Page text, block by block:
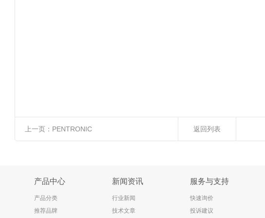
上一页： PENTRONIC 返回列表
产品中心
产品分类
推荐品牌
新闻资讯
行业新闻
技术文章
服务与支持
快速询价
投诉建议